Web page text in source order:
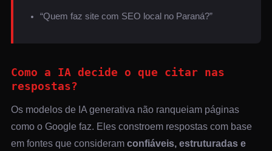
“Quem faz site com SEO local no Paraná?”
Como a IA decide o que citar nas
respostas?
Os modelos de IA generativa não ranqueiam páginas
como o Google faz. Eles constroem respostas com base
em fontes que consideram confiáveis, estruturadas e